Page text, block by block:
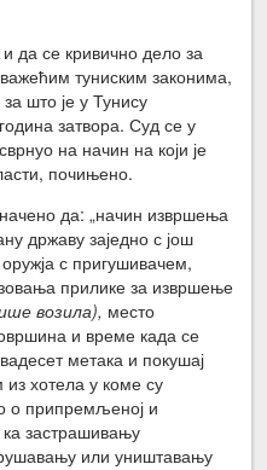
и да се кривично дело за
туниским законима,
што је у Тунису
затвора. Суд се у
на начин на који је
почињено.
да: „начин извршења
државу заједно с још
с пригушивачем,
прилике за извршење
возила), место
и време када се
метака и покушај
хотела у коме су
о припремљеној и
застрашивању
или уништавању